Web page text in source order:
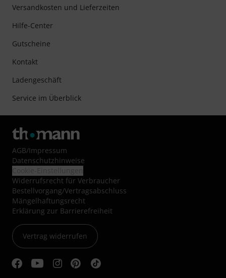
Versandkosten und Lieferzeiten
Hilfe-Center
Gutscheine
Kontakt
Ladengeschäft
Service im Überblick
AGB/Impressum
Datenschutzhinweise
Widerrufsrecht für Verbraucher
Bestellvorgang/Vertragsabschluss
Mängelhaftungsrecht
Erklärung zur Barrierefreiheit
Vertrag widerrufen